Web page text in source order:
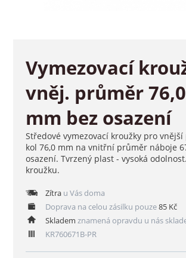
Vymezovací
vněj. průměr 76,0
mm bez osazení
Středové vymezovací kroužky pro
kol 76,0 mm na vnitřní průměr náboje
osazení. Tvrzený plast - vysoká
kroužku.
Zítrau Vás doma
Doprava na celou zásilku pouze85 Kč
Skladem znamená opravdu u nás
KR760671B-PR